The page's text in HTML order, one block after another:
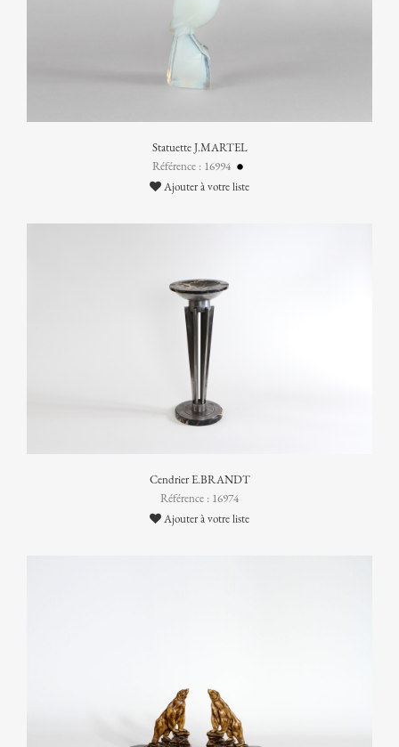
Statuette J.MARTEL
Référence : 16994
Ajouter à votre liste
Cendrier E.BRANDT
Référence : 16974
Ajouter à votre liste